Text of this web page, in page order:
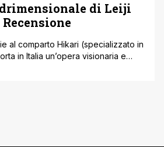
di Leiji
al comparto Hikari (specializzato in
in Italia un’opera visionaria e